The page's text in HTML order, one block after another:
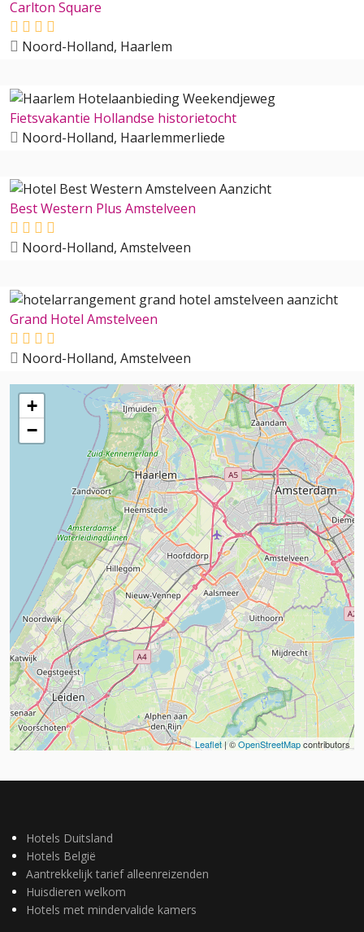
Carlton Square
Noord-Holland, Haarlem
Fietsvakantie Hollandse historietocht
Noord-Holland, Haarlemmerliede
Best Western Plus Amstelveen
Noord-Holland, Amstelveen
Grand Hotel Amstelveen
Noord-Holland, Amstelveen
+
−
Leaflet | ©OpenStreetMapcontributors
Hotels Duitsland
Hotels België
Aantrekkelijk tarief alleenreizenden
Huisdieren welkom
Hotels met mindervalide kamers